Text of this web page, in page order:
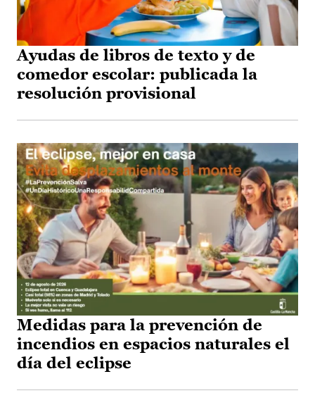
Ayudas de libros de texto y de
comedor escolar: publicada la
resolución provisional
Medidas para la prevención de
incendios en espacios naturales el
día del eclipse